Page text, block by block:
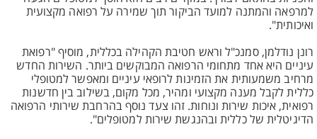
למרפאה והמתנה למועד הביקור תוך שמירה על רפואה מקצועית
ואיכותית".
רונן נודלמן, סמנכ"ל וראש חטיבת הקהילה בכללית, מוסיף "רפואת
עיניים היא אחד מתחומי הרפואה המבוקשים ביותר. השירות החדש
מרחיב משמעותית את הזמינות לרופאי עיניים ומאפשר למטופלי
כללית לקבל מענה מקצועי ומהיר, מכל מקום, בשילוב בין חדשנות
רפואית, איכות שירות ונוחות. זהו צעד נוסף בהרחבת שירותי הרפואה
הדיגיטלית של כללית ובהנגשת שירות למטופלים".